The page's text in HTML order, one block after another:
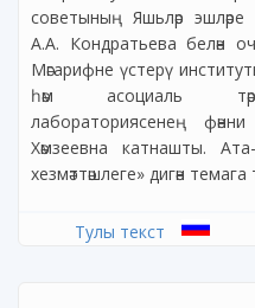
советының Яшьләр
А.А. Кондратьева белән
Мәгарифне үстерү
һәм асоциаль
лабораториясенең
Хәмзеевна катнашты.
хезмәттәшлеге» дигән темага
Тулы текст